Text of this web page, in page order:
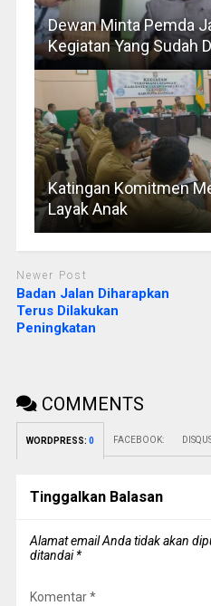
Dewan Minta Pemda
Kegiatan Yang Sudah
Katingan Komitmen
Layak Anak
Newer Post
Badan Jalan Diharapkan
Terus Dilakukan
Peningkatan
COMMENTS
WORDPRESS: 0 FACEBOOK:
Tinggalkan Balasan
Alamat email Anda tidak akan
ditandai*
Komentar*